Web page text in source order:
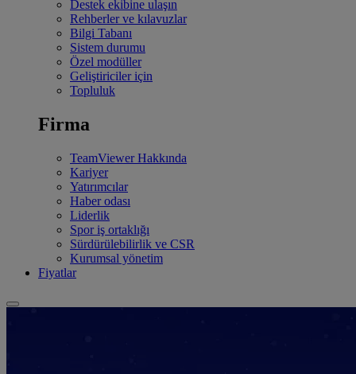
Destek ekibine ulaşın
Rehberler ve kılavuzlar
Bilgi Tabanı
Sistem durumu
Özel modüller
Geliştiriciler için
Topluluk
Firma
TeamViewer Hakkında
Kariyer
Yatırımcılar
Haber odası
Liderlik
Spor iş ortaklığı
Sürdürülebilirlik ve CSR
Kurumsal yönetim
Fiyatlar